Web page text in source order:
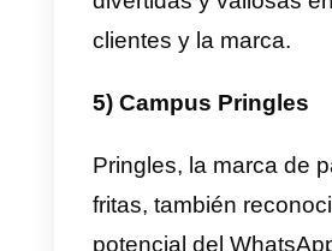
varios países
marketing a
se centra en